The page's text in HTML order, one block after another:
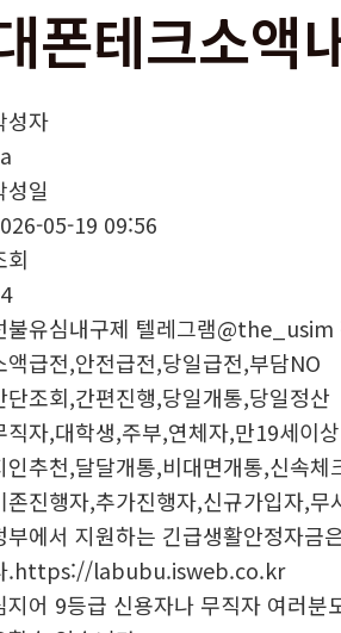
폰테크소액
성자
성일
05-19 09:56
회
불유심내구제 텔레그램@the_usim
액급전,안전급전,당일급전,부담NO
단조회,간편진행,당일개통,당일정산
직자,대학생,주부,연체자,만19세이상
인추천,달달개통,비대면개통,신속체
존진행자,추가진행자,신규가입자,무
부에서 지원하는 긴급생활안정자금
.https://labubu.isweb.co.kr
지어 9등급 신용자나 무직자 여러분